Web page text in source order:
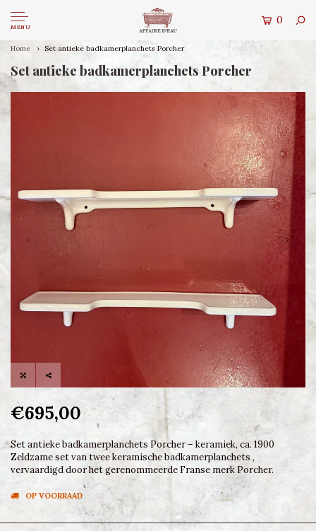
MENU
0
Home Set antieke badkamerplanchets Porcher
Set antieke badkamerplanchets Porcher
€695,00
Set antieke badkamerplanchets Porcher – keramiek, ca. 1900
Zeldzame set van twee keramische badkamerplanchets ,
vervaardigd door het gerenommeerde Franse merk Porcher.
OP VOORRAAD